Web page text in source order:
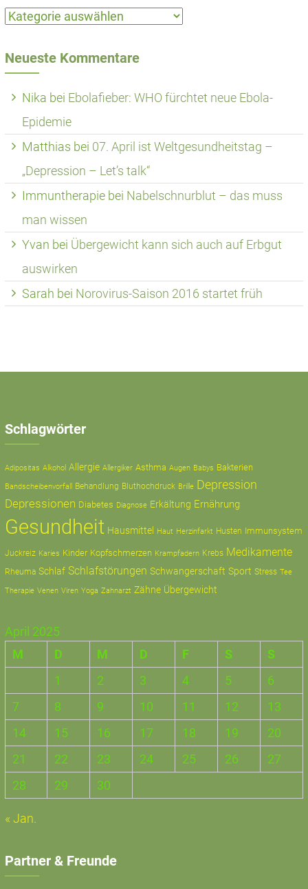
Kategorien
Neueste Kommentare
Nika bei Ebolafieber: WHO fürchtet neue Ebola-
Epidemie
Matthias bei 07. April ist Weltgesundheitstag –
„Depression – Let’s talk“
Immuntherapiebei Nabelschnurblut – das muss
man wissen
Yvan bei Übergewicht kann sich auch auf Erbgut
auswirken
Sarah bei Norovirus-Saison 2016 startet früh
Schlagwörter
Adipositas Alkohol Allergie Allergiker Asthma Augen Babys Bakterien
Bandscheibenvorfall Behandlung Bluthochdruck Brille Depression
Depressionen Diabetes Diagnose Erkältung Ernährung
Gesundheit Hausmittel Haut Herzinfarkt Husten Immunsystem
Juckreiz Karies Kinder Kopfschmerzen Krampfadern Krebs Medikamente
Rheuma Schlaf Schlafstörungen Schwangerschaft Sport Stress Tee
Therapie Venen Viren Yoga Zahnarzt Zähne Übergewicht
April 2025
M
D M D F S
S
1
2 3 4 5
6
7
8 9 10 11 12
13
14
15 16 17 18 19
20
21
22 23 24 25 26
27
28
29 30
« Jan.
Partner & Freunde